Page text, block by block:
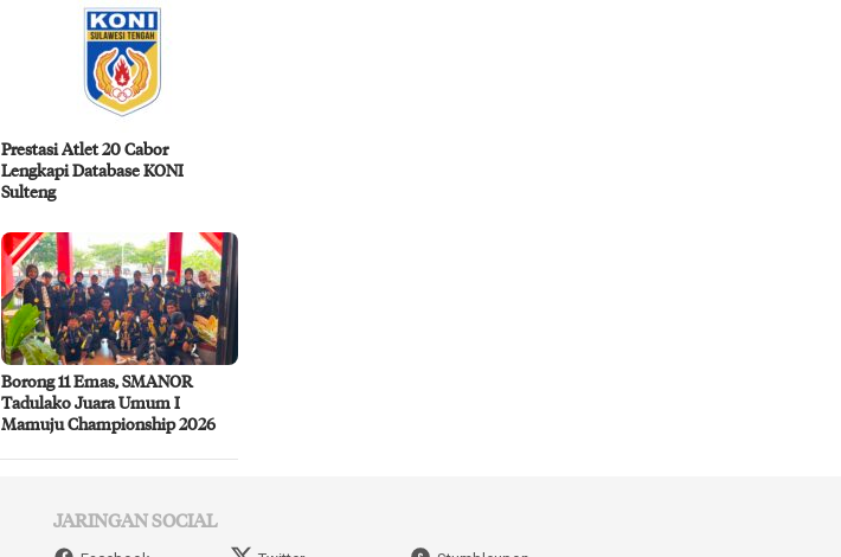
Prestasi Atlet 20 Cabor
Lengkapi Database KONI
Sulteng
Borong 11 Emas, SMANOR
Tadulako Juara Umum I
Mamuju Championship 2026
JARINGAN SOCIAL